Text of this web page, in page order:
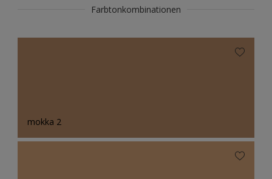
Farbtonkombinationen
mokka 2